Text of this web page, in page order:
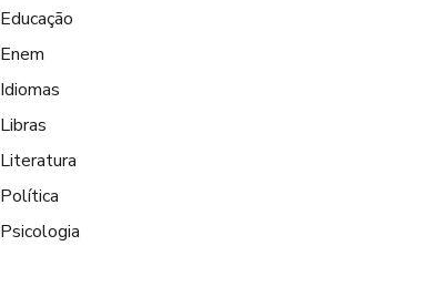
Educação
Enem
Idiomas
Libras
Literatura
Política
Psicologia